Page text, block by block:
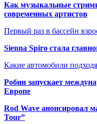
Как музыкальные
современных артистов
Первый раз в бассейн
Sienna Spiro стала
Какие автомобили
Робин запускает
Европе
Rod Wave анонсировал
Tour”